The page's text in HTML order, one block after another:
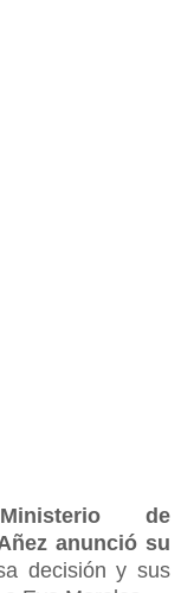
de
anunció su
decisión y sus